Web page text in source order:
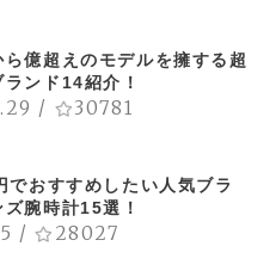
ら億超えのモデルを擁する超
ンド14紹介！
/ 30781
でおすすめしたい人気ブラ
ズ腕時計15選！
/ 28027